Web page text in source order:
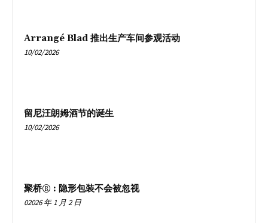
Arrangé Blad 推出生产车间参观活动
10/02/2026
留尼汪朗姆酒节的诞生
10/02/2026
聚桥® : 隐形包装不会被忽视
02026 年 1 月 2 日